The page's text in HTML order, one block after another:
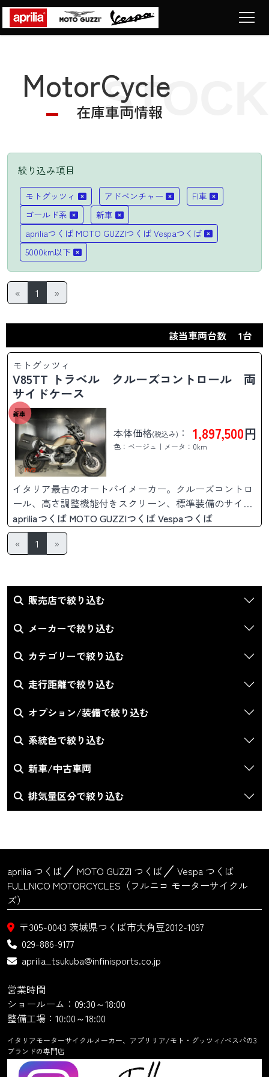
Motorcycle
車両販売
News
Company
Contact
お問い合わせ
MotorCycle
在庫車両情報
STOCK
LIST
絞り込み項目
モトグッツィ アドベンチャー
FI車
ゴールド系
新車
apriliaつくば MOTO GUZZIつくば Vespaつくば
5000km以下
« 1 »
該当車両台数 1台
モトグッツィ
V85TT トラベル クルーズコントロール 両
サイドケース
新車
本体価格(税込み) ： 1,897,500円
色：ベージュ｜メータ：0km
イタリア最古のオートバイメーカー。クルーズコントロ
ール、高さ調整機能付きスクリーン、標準装備のサイド
ケース等、そのままロングツーリングに出かけられま
す。
apriliaつくば MOTO GUZZIつくば Vespaつくば
«
1 »
販売店で絞り込む
メーカーで絞り込む
カテゴリーで絞り込む
走行距離で絞り込む
オプション/装備で絞り込む
系統色で絞り込む
新車/中古車両
排気量区分で絞り込む
aprilia つくば MOTO GUZZI つくば
Vespa つくば
FULLNICO MOTORCYCLES（フルニコ モーターサイクル
ズ）
〒305-0043 茨城県つくば市大角豆2012-1097
029-886-9177
aprilia_tsukuba@infinisports.co.jp
営業時間
ショールーム：09:30～18:00
整備工場：10:00～18:00
イタリアモーターサイクルメーカー、アプリリア/モト・グッツィ/ベスパの3
ブランドの専門店